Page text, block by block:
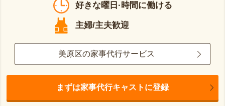
好きな曜日·時間に働ける
主婦/主夫歓迎
美原区の家事代行サービス
まずは家事代行キャストに登録